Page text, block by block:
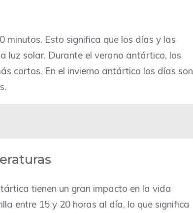
Esto significa que los días y las
luz solar. Durante el verano antártico, los
cortos. En el invierno antártico los días son
tienen un gran impacto en la vida
entre 15 y 20 horas al día, lo que significa